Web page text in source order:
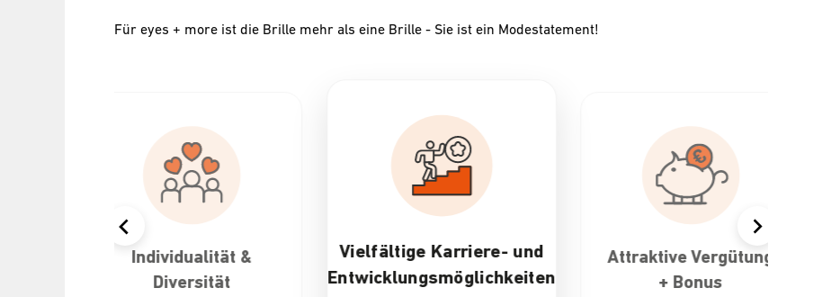
Für eyes + more ist die Brille mehr als eine Brille - Sie ist ein Modestatement!
Vielfältige Karriere- und
Entwicklungsmöglichkeiten
Attraktive Vergütung
+ Bonus
30 Tage Urlaub &
flexible